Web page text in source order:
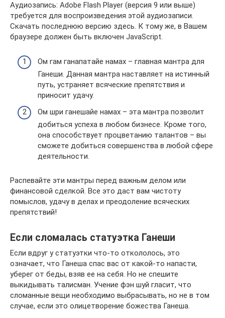
Аудиозапись: Adobe Flash Player (версия 9 или выше)
требуется для воспроизведения этой аудиозаписи.
Скачать последнюю версию здесь. К тому же, в Вашем
браузере должен быть включен JavaScript.
Ом гам ганапатайе намах – главная мантра для
Ганеши. Данная мантра наставляет на истинный
путь, устраняет всяческие препятствия и
приносит удачу.
Ом шри ганешайе намах – эта мантра позволит
добиться успеха в любом бизнесе. Кроме того,
она способствует процветанию талантов – вы
сможете добиться совершенства в любой сфере
деятельности.
Распевайте эти мантры перед важным делом или
финансовой сделкой. Все это даст вам чистоту
помыслов, удачу в делах и преодоление всяческих
препятствий!
Если сломалась статуэтка Ганеши
Если вдруг у статуэтки что-то откололось, это
означает, что Ганеша спас вас от какой-то напасти,
уберег от беды, взяв ее на себя. Но не спешите
выкидывать талисман. Учение фэн шуй гласит, что
сломанные вещи необходимо выбрасывать, но не в том
случае, если это олицетворение божества Ганеша.